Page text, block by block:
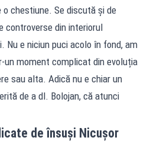
o chestiune. Se discută și de
controverse din interiorul
Nu e niciun puci acolo în fond, am
moment complicat din evoluția
sau alta. Adică nu e chiar un
de a dl. Bolojan, că atunci
de însuși Nicușor